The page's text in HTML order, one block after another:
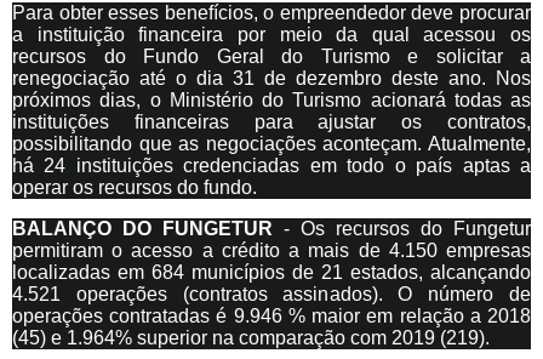
Para obter esses benefícios, o empreendedor deve procurar
a instituição financeira por meio da qual acessou os
recursos do Fundo Geral do Turismo e solicitar a
renegociação até o dia 31 de dezembro deste ano. Nos
próximos dias, o Ministério do Turismo acionará todas as
instituições financeiras para ajustar os contratos,
possibilitando que as negociações aconteçam. Atualmente,
há 24 instituições credenciadas em todo o país aptas a
operar os recursos do fundo.
BALANÇO DO FUNGETUR - Os recursos do Fungetur
permitiram o acesso a crédito a mais de 4.150 empresas
localizadas em 684 municípios de 21 estados, alcançando
4.521 operações (contratos assinados). O número de
operações contratadas é 9.946 % maior em relação a 2018
(45) e 1.964% superior na comparação com 2019 (219).